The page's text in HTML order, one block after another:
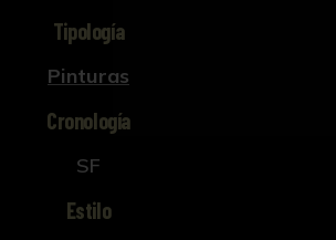
Tipología
Pinturas
Cronología
SF
Estilo